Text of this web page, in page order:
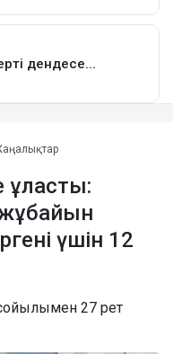
ұласты:
үшін 12
27 рет